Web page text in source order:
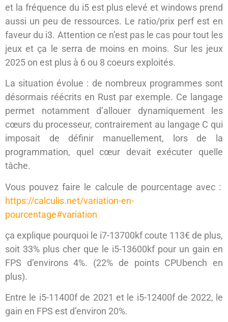
et la fréquence du i5 est plus elevé et windows prend
aussi un peu de ressources. Le ratio/prix perf est en
faveur du i3. Attention ce n’est pas le cas pour tout les
jeux et ça le serra de moins en moins. Sur les jeux
2025 on est plus à 6 ou 8 coeurs exploités.
La situation évolue : de nombreux programmes sont
désormais réécrits en Rust par exemple. Ce langage
permet notamment d’allouer dynamiquement les
cœurs du processeur, contrairement au langage C qui
imposait de définir manuellement, lors de la
programmation, quel cœur devait exécuter quelle
tâche.
Vous pouvez faire le calcule de pourcentage avec :
https://calculis.net/variation-en-
pourcentage#variation
ça explique pourquoi le i7-13700kf coute 113€ de plus,
soit 33% plus cher que le i5-13600kf pour un gain en
FPS d’environs 4%. (22% de points CPUbench en
plus).
Entre le i5-11400f de 2021 et le i5-12400f de 2022, le
gain en FPS est d’environ 20%.